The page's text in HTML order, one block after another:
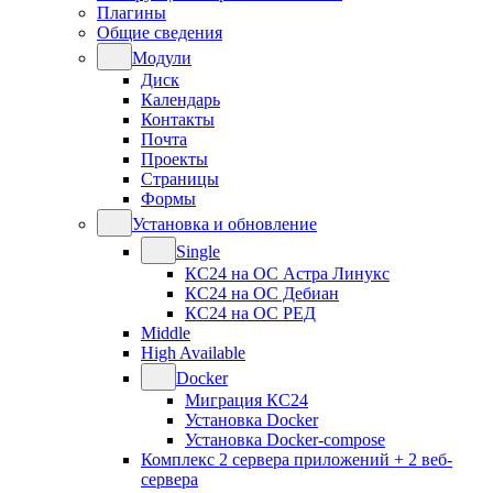
Плагины
Общие сведения
Модули
Диск
Календарь
Контакты
Почта
Проекты
Страницы
Формы
Установка и обновление
Single
КС24 на ОС Астра Линукс
КС24 на ОС Дебиан
КС24 на ОС РЕД
Middle
High Available
Docker
Миграция КС24
Установка Docker
Установка Docker-compose
Комплекс 2 сервера приложений + 2 веб-
сервера